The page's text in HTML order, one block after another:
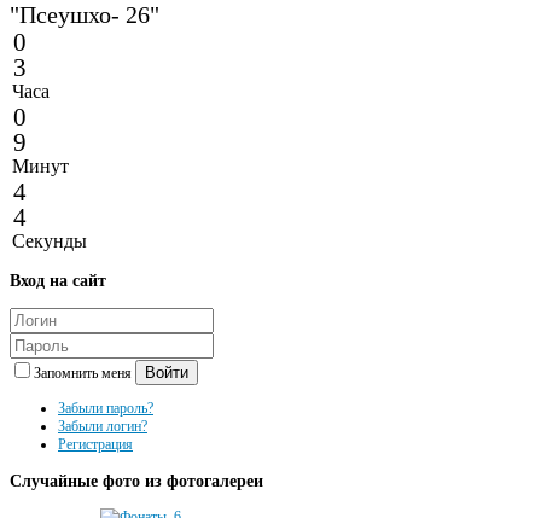
"Псеушхо- 26"
0
3
Часа
0
9
Минут
4
4
Секунды
Вход на сайт
Запомнить меня Войти
Забыли пароль?
Забыли логин?
Регистрация
Случайные фото из фотогалереи